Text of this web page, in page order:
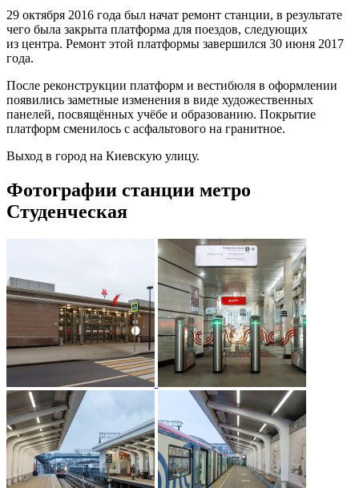
29 октября 2016 года был начат ремонт станции, в результате
чего была закрыта платформа для поездов, следующих
из центра. Ремонт этой платформы завершился 30 июня 2017
года.
После реконструкции платформ и вестибюля в оформлении
появились заметные изменения в виде художественных
панелей, посвящённых учёбе и образованию. Покрытие
платформ сменилось с асфальтового на гранитное.
Выход в город на Киевскую улицу.
Фотографии станции метро
Студенческая